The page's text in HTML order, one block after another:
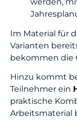
Im Material für
Varianten
bekommen die
Hinzu kommt
Teilnehmer ein
praktische
Arbeitsmaterial